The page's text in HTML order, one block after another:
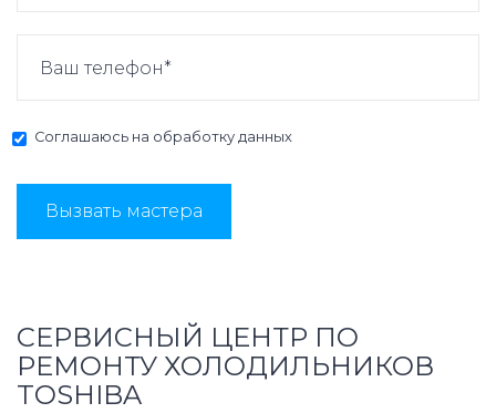
Соглашаюсь на обработку данных
Вызвать мастера
СЕРВИСНЫЙ ЦЕНТР ПО
РЕМОНТУ ХОЛОДИЛЬНИКОВ
TOSHIBA